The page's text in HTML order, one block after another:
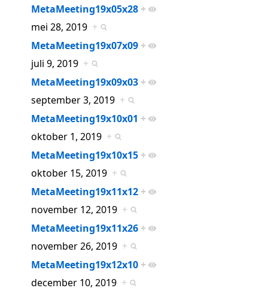
MetaMeeting19x05x28 +
mei 28, 2019 +
MetaMeeting19x07x09 +
juli 9, 2019 +
MetaMeeting19x09x03 +
september 3, 2019 +
MetaMeeting19x10x01 +
oktober 1, 2019 +
MetaMeeting19x10x15 +
oktober 15, 2019 +
MetaMeeting19x11x12 +
november 12, 2019 +
MetaMeeting19x11x26 +
november 26, 2019 +
MetaMeeting19x12x10 +
december 10, 2019 +